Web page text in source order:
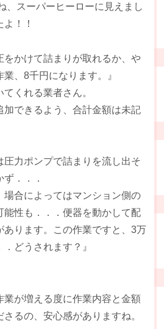
、スーパーヒーローに見えまし
！！
をかけて詰まりが取れるか、や
、8千円になります。』
くれる業者さん。
加できるよう、合計金額は未記
圧力ポンプで詰まりを流し出そ
．．．
場合によってはマンション側の
能性も．．．便器を動かして配
あります。この作業ですと、3万
どうされます？』
業が増える度に作業内容と金額
るの、安心感がありますね。